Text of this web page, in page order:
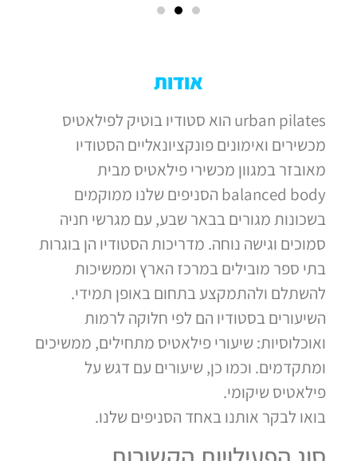
אודות
urban pilates הוא סטודיו בוטיק לפילאטיס
מכשירים ואימונים פונקציונאליים הסטודיו
מאובזר במגוון מכשירי פילאטיס מבית
balanced body הסניפים שלנו ממוקמים
בשכונות מגורים בבאר שבע, עם מגרשי חניה
סמוכים וגישה נוחה. מדריכות הסטודיו הן בוגרות
בתי ספר מובילים במרכז הארץ וממשיכות
להשתלם ולהתמקצע בתחום באופן תמידי.
השיעורים בסטודיו הם לפי חלוקה לרמות
ואוכלוסיות: שיעורי פילאטיס מתחילים, ממשיכים
ומתקדמים. וכמו כן, שיעורים עם דגש על
פילאטיס שיקומי.
בואו לבקר אותנו באחד הסניפים שלנו.